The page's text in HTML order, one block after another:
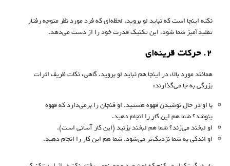
نکته اینجا است که نباید لو بروید. لحظه‌ای که فرد مورد نظر متوجه رفتار
تقلیدآمیز شما شود، این تکنیک قدرت خود را از دست می‌دهد.
۲. حرکات قرینه‌ای
همانند مورد بالا، در اینجا هم نباید لو بروید. گاهی، نکات ظریف اثرات
بزرگی به جا می‌گذارند:
با او در حال نوشیدن قهوه هستید. او فنجان را برمی‌دارد که قهوه
بنوشد؟ شما هم این کار را انجام دهید.
او لبخند می‌زند؟ شما هم لبخند بزنید (این کار آسانی است).
او اندکی به شما نزدیک‌تر می‌شود. شما هم این کار را انجام دهید.